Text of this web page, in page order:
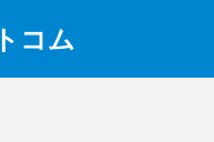
コム